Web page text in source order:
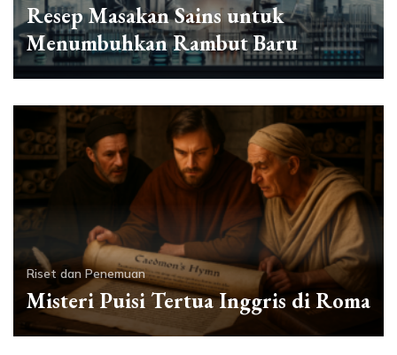
Resep Masakan Sains untuk
Menumbuhkan Rambut Baru
Riset dan Penemuan
Misteri Puisi Tertua Inggris di Roma